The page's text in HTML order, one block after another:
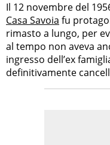
Il 12 novembre del
Casa Savoia fu
rimasto a lungo, per
al tempo non aveva
ingresso dell’ex
definitivamente